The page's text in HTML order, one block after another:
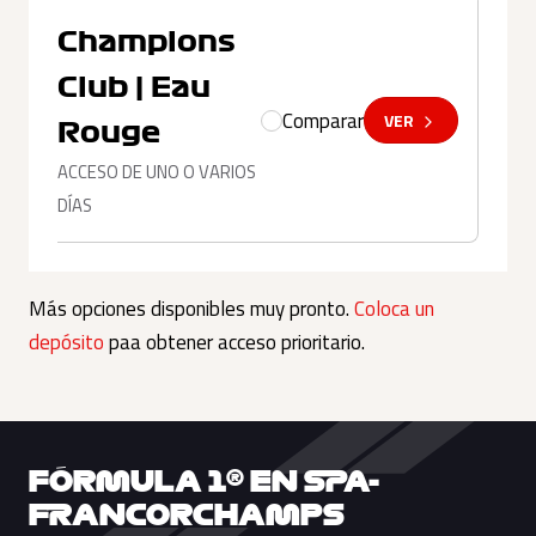
Champions
Club | Eau
Rouge
ACCESO DE UNO O VARIOS
DÍAS
Comparar VER
Más opciones disponibles muy pronto.Coloca un
depósitopaa obtener acceso prioritario.
FÓRMULA 1® EN SPA-
FRANCORCHAMPS